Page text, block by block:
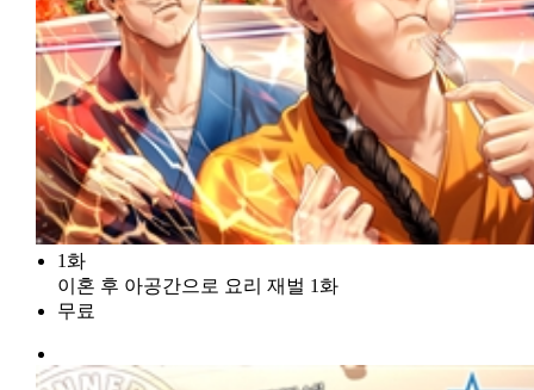
1화
이혼 후 아공간으로 요리 재벌 1화
무료